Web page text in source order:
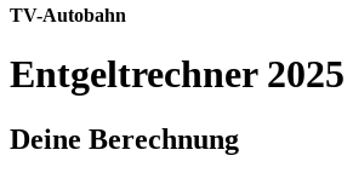
TV-Autobahn
Entgeltrechner 2025
Deine Berechnung